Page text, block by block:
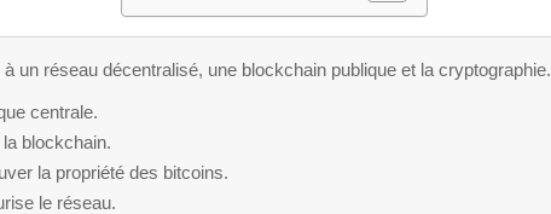
un réseau décentralisé, une blockchain publique et la cryptographie.
centrale.
blockchain.
la propriété des bitcoins.
le réseau.